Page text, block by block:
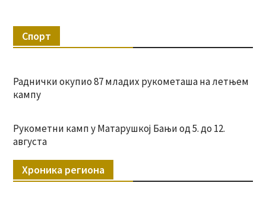
Спорт
Раднички окупио 87 младих рукометаша на летњем
кампу
Рукометни камп у Матарушкој Бањи од 5. до 12.
августа
Хроника региона